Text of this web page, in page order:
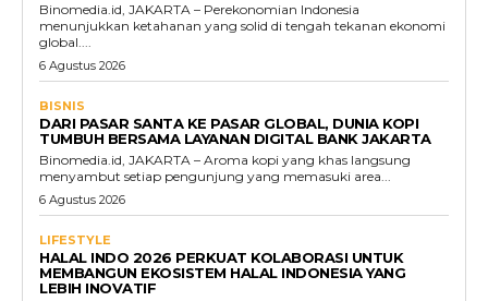
Binomedia.id, JAKARTA – Perekonomian Indonesia
menunjukkan ketahanan yang solid di tengah tekanan ekonomi
global....
6 Agustus 2026
BISNIS
DARI PASAR SANTA KE PASAR GLOBAL, DUNIA KOPI
TUMBUH BERSAMA LAYANAN DIGITAL BANK JAKARTA
Binomedia.id, JAKARTA – Aroma kopi yang khas langsung
menyambut setiap pengunjung yang memasuki area...
6 Agustus 2026
LIFESTYLE
HALAL INDO 2026 PERKUAT KOLABORASI UNTUK
MEMBANGUN EKOSISTEM HALAL INDONESIA YANG
LEBIH INOVATIF